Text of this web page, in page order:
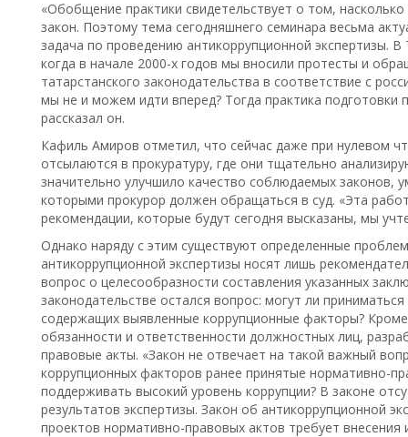
«Обобщение практики свидетельствует о том,
закон. Поэтому тема сегодняшнего семинара весьма
задача по проведению антикоррупционной экспертизы.
когда в начале 2000-х годов мы вносили протесты и
татарстанского законодательства в соответствие с
мы не и можем идти вперед? Тогда практика подготовки
рассказал он.
Кафиль Амиров отметил, что сейчас даже при нулевом
отсылаются в прокуратуру, где они тщательно
значительно улучшило качество соблюдаемых законов,
которыми прокурор должен обращаться в суд. «Эта
рекомендации, которые будут сегодня высказаны, мы
Однако наряду с этим существуют определенные
антикоррупционной экспертизы носят лишь
вопрос о целесообразности составления указанных
законодательстве остался вопрос: могут ли
содержащих выявленные коррупционные факторы?
обязанности и ответственности должностных лиц,
правовые акты. «Закон не отвечает на такой важный
коррупционных факторов ранее принятые нормативно-
поддерживать высокий уровень коррупции? В законе
результатов экспертизы. Закон об антикоррупционной
проектов нормативно-правовых актов требует